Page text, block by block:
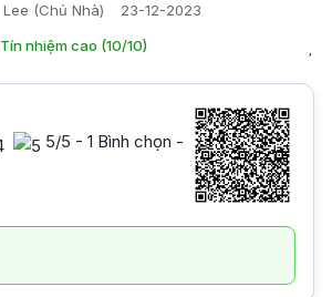
Lee (Chủ Nhà)
23-12-2023
Tín nhiệm cao (10/10)
5/5 - 1 Bình chọn -